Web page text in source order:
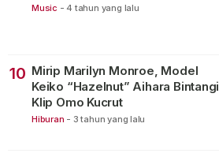
Music - 4 tahun yang lalu
10 Mirip Marilyn Monroe, Model
Keiko “Hazelnut” Aihara Bintangi
Klip Omo Kucrut
Hiburan - 3 tahun yang lalu